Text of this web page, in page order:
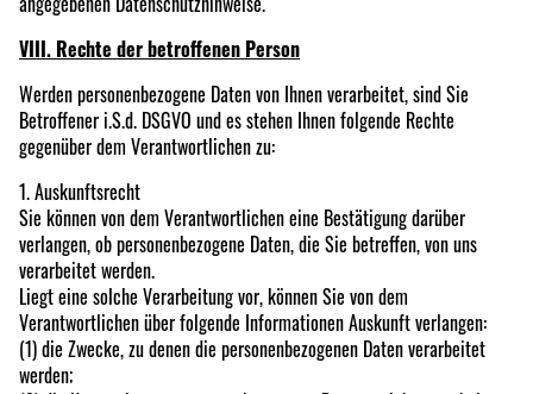
VIII. Rechte der betroffenen Person
Werden personenbezogene Daten von Ihnen verarbeitet, sind Sie
Betroffener i.S.d. DSGVO und es stehen Ihnen folgende Rechte
gegenüber dem Verantwortlichen zu:
1. Auskunftsrecht
Sie können von dem Verantwortlichen eine Bestätigung darüber
verlangen, ob personenbezogene Daten, die Sie betreffen, von uns
verarbeitet werden.
Liegt eine solche Verarbeitung vor, können Sie von dem
Verantwortlichen über folgende Informationen Auskunft verlangen:
(1) die Zwecke, zu denen die personenbezogenen Daten verarbeitet
werden;